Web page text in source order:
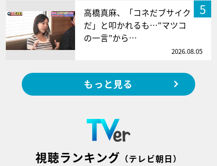
5
高橋真麻、「コネだブサイク
だ」と叩かれるも…“マツコ
の一言”から…
2026.08.05
もっと見る
視聴ランキング （テレビ朝日）